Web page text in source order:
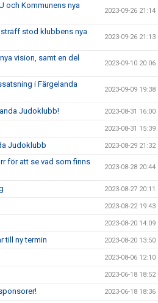
och Kommunens nya
2023-09-26 21:14
stod klubbens nya
2023-09-26 21:13
vision, samt en del
2023-09-10 20:06
i Färgelanda
2023-09-09 19:38
Judoklubb! 2023-08-31 16:00
2023-08-31 15:39
Judoklubb 2023-08-29 21:32
för att se vad som finns
2023-08-28 20:44
2023-08-27 20:11
2023-08-22 19:43
2023-08-20 14:09
till ny termin 2023-08-20 13:50
2023-08-06 12:10
2023-06-18 18:52
2023-06-18 18:36